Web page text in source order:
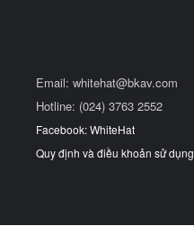
Email: whitehat@bkav.com
Hotline: (024) 3763 2552
Facebook: WhiteHat
Quy định và điều khoản sử dụng